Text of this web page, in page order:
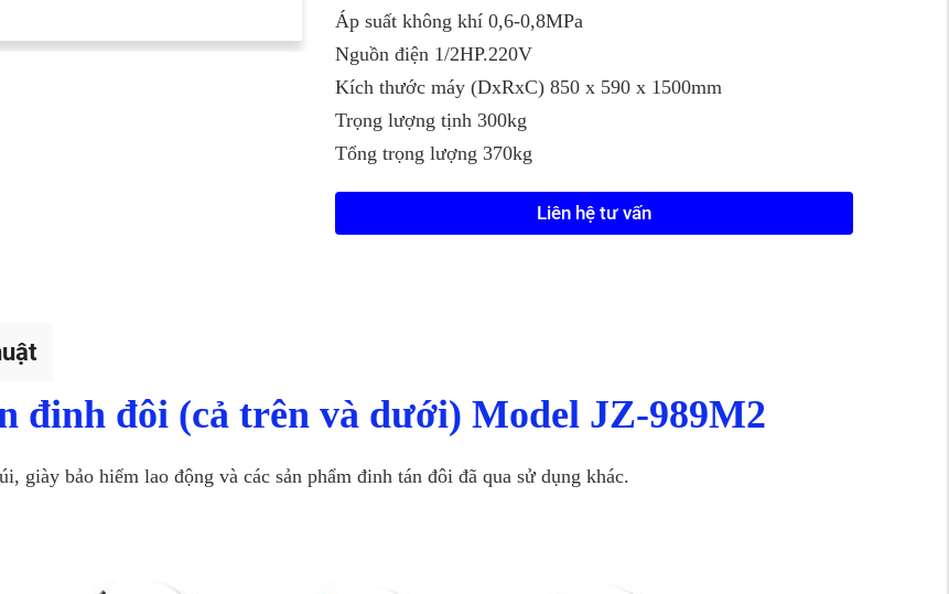
Áp suất không khí 0,6-0,8MPa
Nguồn điện 1/2HP.220V
Kích thước máy (DxRxC) 850 x 590 x 1500mm
Trọng lượng tịnh 300kg
Tổng trọng lượng 370kg
Liên hệ tư vấn
đinh đôi (cả trên và dưới) Model JZ-989M2
giày bảo hiểm lao động và các sản phẩm đinh tán đôi đã qua sử dụng khác.